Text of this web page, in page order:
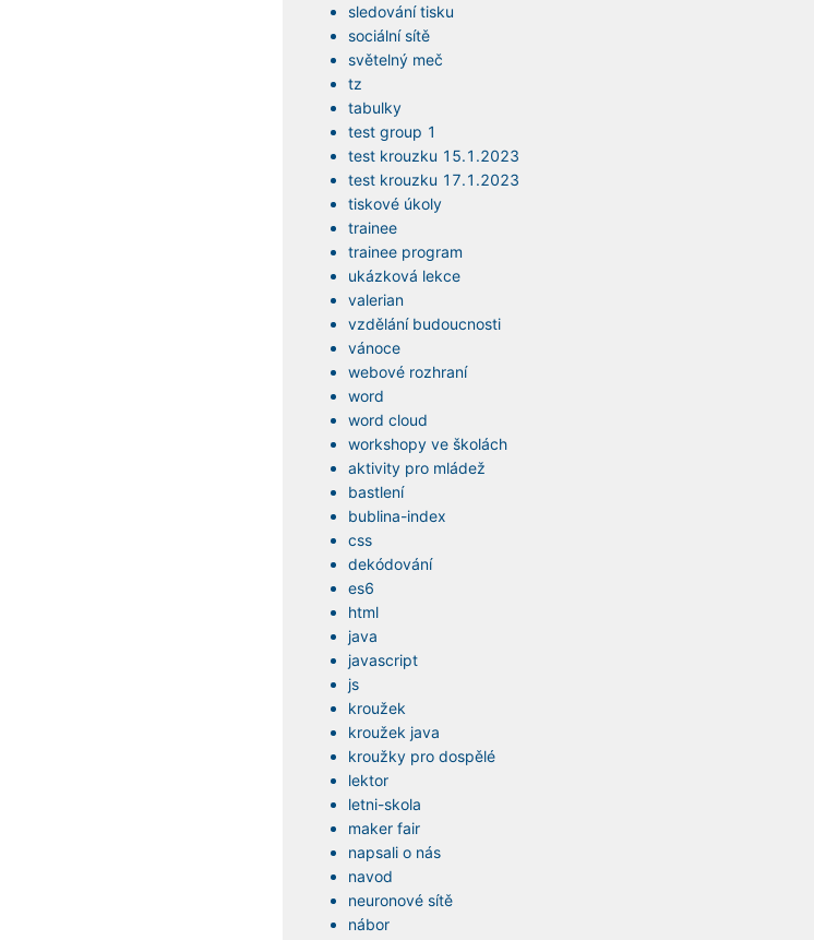
sledování tisku
sociální sítě
světelný meč
tz
tabulky
test group 1
test krouzku 15.1.2023
test krouzku 17.1.2023
tiskové úkoly
trainee
trainee program
ukázková lekce
valerian
vzdělání budoucnosti
vánoce
webové rozhraní
word
word cloud
workshopy ve školách
aktivity pro mládež
bastlení
bublina-index
css
dekódování
es6
html
java
javascript
js
kroužek
kroužek java
kroužky pro dospělé
lektor
letni-skola
maker fair
napsali o nás
navod
neuronové sítě
nábor